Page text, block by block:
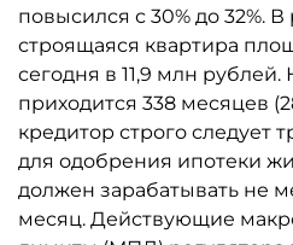
повысился с 30% до 32%. В
строящаяся квартира
сегодня в 11,9 млн
приходится 338 месяцев
кредитор строго следует
для одобрения ипотеки
должен зарабатывать не
месяц. Действующие